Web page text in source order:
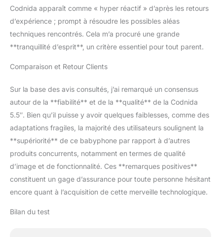
Codnida apparaît comme « hyper réactif » d’après les retours
d’expérience ; prompt à résoudre les possibles aléas
techniques rencontrés. Cela m’a procuré une grande
**tranquillité d’esprit**, un critère essentiel pour tout parent.
Comparaison et Retour Clients
Sur la base des avis consultés, j’ai remarqué un consensus
autour de la **fiabilité** et de la **qualité** de la Codnida
5.5″. Bien qu’il puisse y avoir quelques faiblesses, comme des
adaptations fragiles, la majorité des utilisateurs soulignent la
**supériorité** de ce babyphone par rapport à d’autres
produits concurrents, notamment en termes de qualité
d’image et de fonctionnalité. Ces **remarques positives**
constituent un gage d’assurance pour toute personne hésitant
encore quant à l’acquisition de cette merveille technologique.
Bilan du test